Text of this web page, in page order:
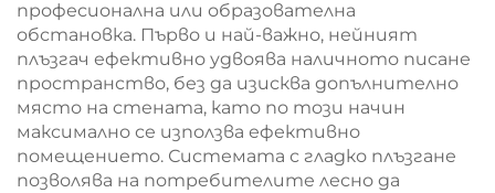
професионална или образователна
обстановка. Първо и най-важно, нейният
плъзгач ефективно удвоява наличното писане
пространство, без да изисква допълнително
място на стената, като по този начин
максимално се използва ефективно
помещението. Системата с гладко плъзгане
позволява на потребителите лесно да